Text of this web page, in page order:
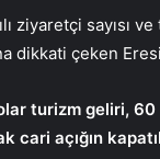
ziyaretçi sayısı
dikkati çeken
turizm geliri,
cari açığın